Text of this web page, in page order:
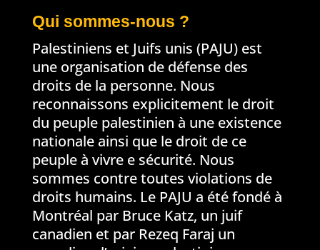
Qui sommes-nous ?
Palestiniens et Juifs unis (PAJU) est
une organisation de défense des
droits de la personne. Nous
reconnaissons explicitement le droit
du peuple palestinien à une existence
nationale ainsi que le droit de ce
peuple à vivre e sécurité. Nous
sommes contre toutes violations de
droits humains. Le PAJU a été fondé à
Montréal par Bruce Katz, un juif
canadien et par Rezeq Faraj un